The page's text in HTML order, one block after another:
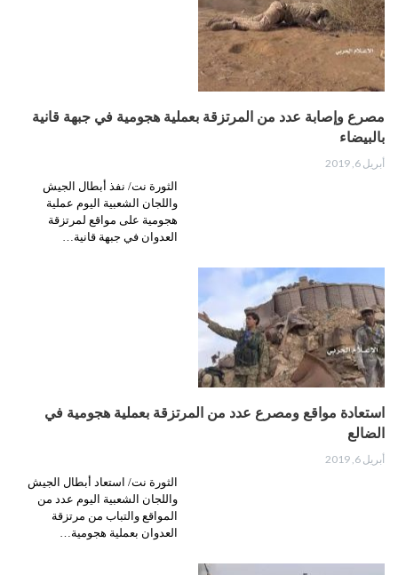
مصرع وإصابة عدد من المرتزقة بعملية هجومية في جبهة قانية
بالبيضاء
أبريل 6, 2019
الثورة نت/ نفذ أبطال الجيش
واللجان الشعبية اليوم عملية
هجومية على مواقع لمرتزقة
العدوان في جبهة قانية…
استعادة مواقع ومصرع عدد من المرتزقة بعملية هجومية في
الضالع
أبريل 6, 2019
الثورة نت/ استعاد أبطال الجيش
واللجان الشعبية اليوم عدد من
المواقع والتباب من مرتزقة
العدوان بعملية هجومية…